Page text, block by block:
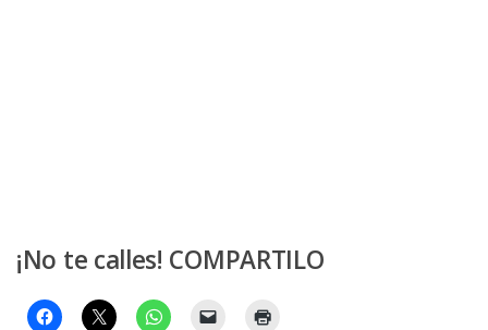
¡No te calles! COMPARTILO